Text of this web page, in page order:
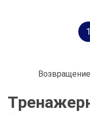
1